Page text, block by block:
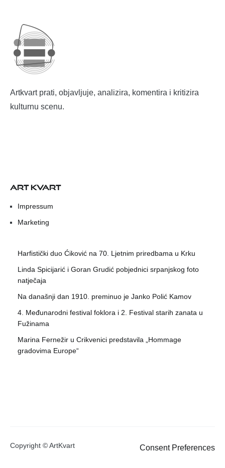
Artkvart prati, objavljuje, analizira, komentira i kritizira
kulturnu scenu.
ART KVART
Impressum
Marketing
Harfistički duo Ćiković na 70. Ljetnim priredbama u Krku
Linda Spicijarić i Goran Grudić pobjednici srpanjskog foto
natječaja
Na današnji dan 1910. preminuo je Janko Polić Kamov
4. Međunarodni festival foklora i 2. Festival starih zanata u
Fužinama
Marina Fernežir u Crikvenici predstavila „Hommage
gradovima Europe“
Copyright © ArtKvart Consent Preferences